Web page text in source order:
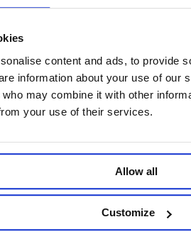
content and ads, to provide
information about your use of our
may combine it with other
your use of their services.
Allow all
Customize